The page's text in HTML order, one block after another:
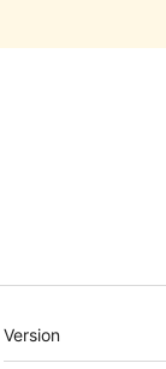
Meta
Version